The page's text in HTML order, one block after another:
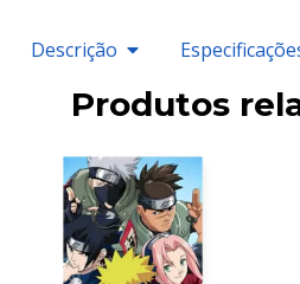
Descrição
Produtos